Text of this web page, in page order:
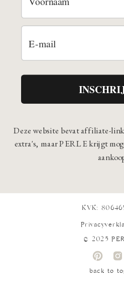
back to
© 2025
KVK:
Deze website bevat affiliate-
extra's, maar PERLE krijgt